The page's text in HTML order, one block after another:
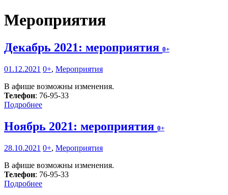
Мероприятия
Декабрь 2021: мероприятия 0+
01.12.2021 0+, Мероприятия
В афише возможны изменения.
Телефон: 76-95-33
Подробнее
Ноябрь 2021: мероприятия 0+
28.10.2021 0+, Мероприятия
В афише возможны изменения.
Телефон: 76-95-33
Подробнее